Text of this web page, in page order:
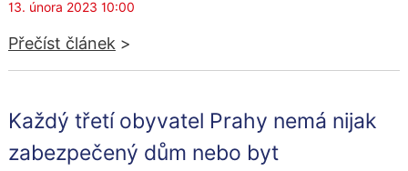
13. února 2023 10:00
Přečíst článek >
Každý třetí obyvatel Prahy nemá nijak
zabezpečený dům nebo byt